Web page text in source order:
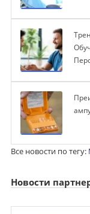
Все новости по тегу:
Новости